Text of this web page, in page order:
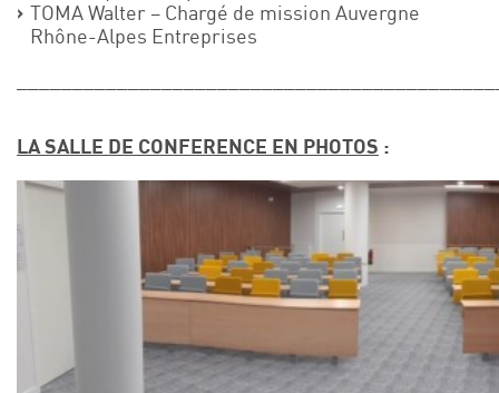
TOMA Walter – Chargé de mission Auvergne
Rhône-Alpes Entreprises
LA SALLE DE CONFERENCE EN PHOTOS :